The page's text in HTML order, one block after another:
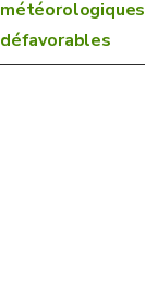
météorologiques
défavorables